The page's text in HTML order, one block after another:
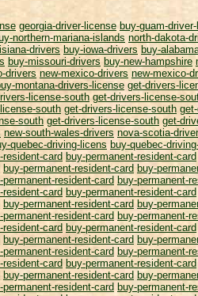
georgia-driver-license buy-guam-
northern-mariana-islands north-dakota-
drivers buy-iowa-drivers buy-
buy-missouri-drivers buy-new-hampshire
drivers new-mexico-drivers new-mexico-
montana-drivers-license get-drivers-
license-south get-drivers-license-
south get-drivers-license-south
south get-drivers-license-south get-
new-south-wales-drivers nova-scotia-
quebec-driving-licens buy-quebec-
resident-card buy-permanent-resident-card
buy-permanent-resident-card buy-
permanent-resident-card buy-permanent-
resident-card buy-permanent-resident-card
buy-permanent-resident-card buy-
permanent-resident-card buy-permanent-
resident-card buy-permanent-resident-card
buy-permanent-resident-card buy-
permanent-resident-card buy-permanent-
resident-card buy-permanent-resident-card
buy-permanent-resident-card buy-
permanent-resident-card buy-permanent-